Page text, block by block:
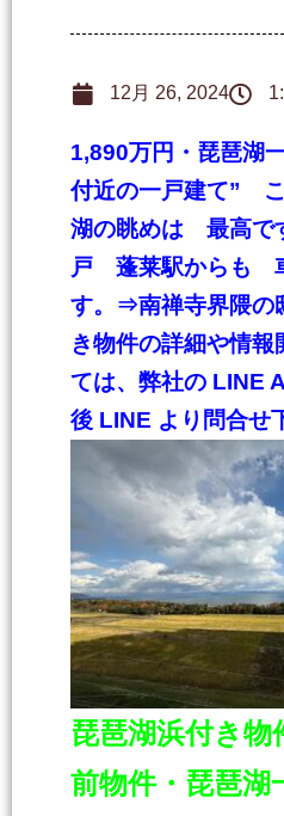
12月 26, 2024
1,890万円・琵琶湖
付近の一戸建て”
湖の眺めは 最高で
戸 蓬莱駅からも
す。 ⇒南禅寺界隈の
き物件の詳細や情報
ては、弊社の
後 LINE より問合せ
琵琶湖浜付き物
前物件・琵琶湖